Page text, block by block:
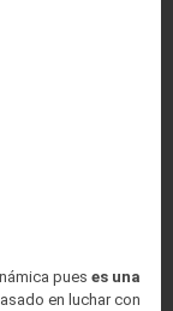
pues es una
en luchar con